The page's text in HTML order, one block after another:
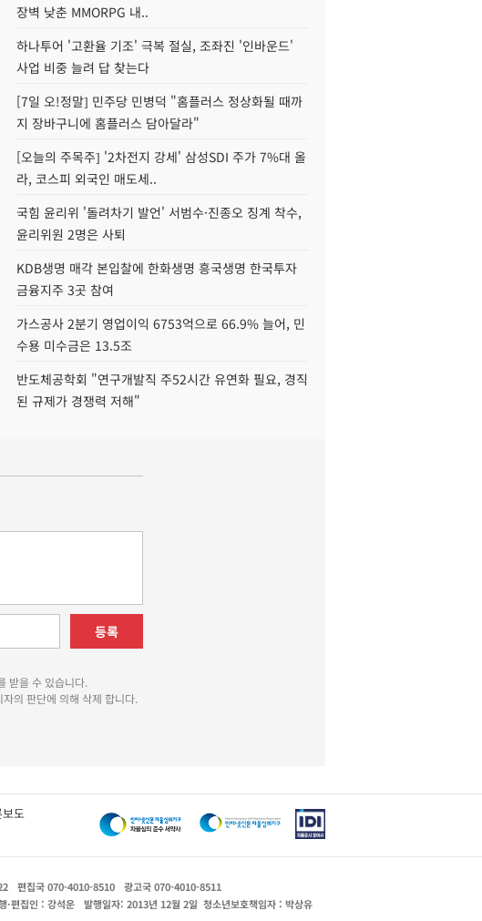
장벽 낮춘 MMORPG 내..
하나투어 '고환율 기조' 극복 절실, 조좌진 '인바운드'
사업 비중 늘려 답 찾는다
[7일 오!정말] 민주당 민병덕 "홈플러스 정상화될 때까
지 장바구니에 홈플러스 담아달라"
[오늘의 주목주] '2차전지 강세' 삼성SDI 주가 7%대 올
라, 코스피 외국인 매도세..
국힘 윤리위 '돌려차기 발언' 서범수·진종오 징계 착수,
윤리위원 2명은 사퇴
KDB생명 매각 본입찰에 한화생명 흥국생명 한국투자
금융지주 3곳 참여
가스공사 2분기 영업이익 6753억으로 66.9% 늘어, 민
수용 미수금은 13.5조
반도체공학회 "연구개발직 주52시간 유연화 필요, 경직
된 규제가 경쟁력 저해"
등록
받을 수 있습니다.
의 판단에 의해 삭제 합니다.
보도
편집국 070-4010-8510
광고국 070-4010-8511
·편집인 : 강석운 발행일자: 2013년 12월 2일 청소년보호책임자 : 박상유